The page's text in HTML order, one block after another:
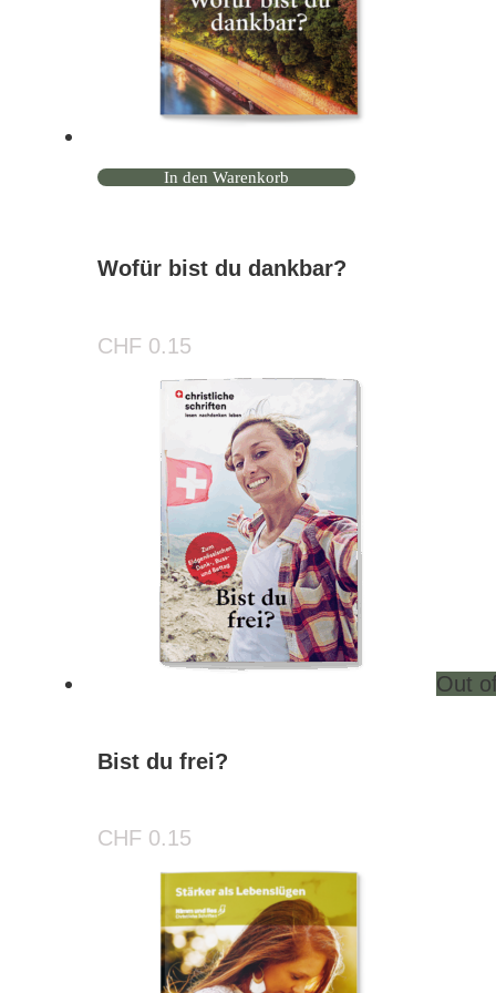
In den Warenkorb
Wofür bist du dankbar?
CHF 0.15
Out
Bist du frei?
CHF 0.15